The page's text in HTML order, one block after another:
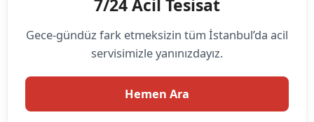
7/24 Acil Tesisat
Gece-gündüz fark etmeksizin tüm İstanbul’da acil
servisimizle yanınızdayız.
Hemen Ara